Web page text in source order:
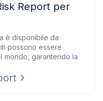
Report per
è disponibile da
possono essere
mondo, garantendo la